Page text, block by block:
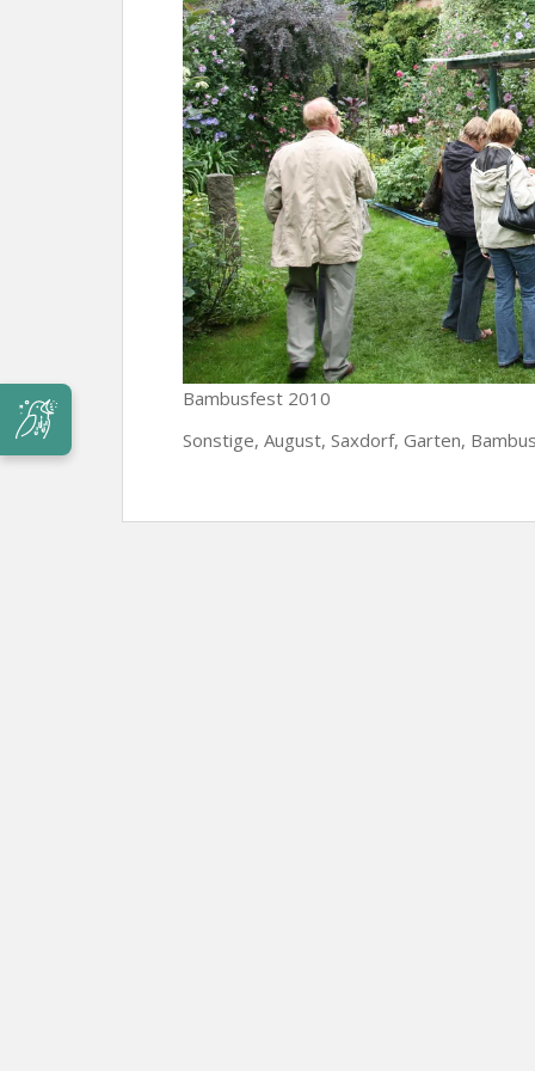
Bambusfest 2010
Sonstige, August, Saxdorf, Garten,